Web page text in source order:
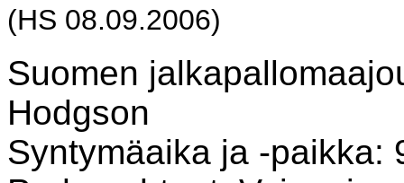
(HS 08.09.2006)
Suomen
Hodgson
Syntymäaika ja -paikka: